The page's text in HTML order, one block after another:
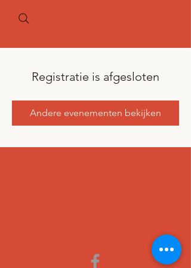
Registratie is afgesloten
Andere evenementen bekijken